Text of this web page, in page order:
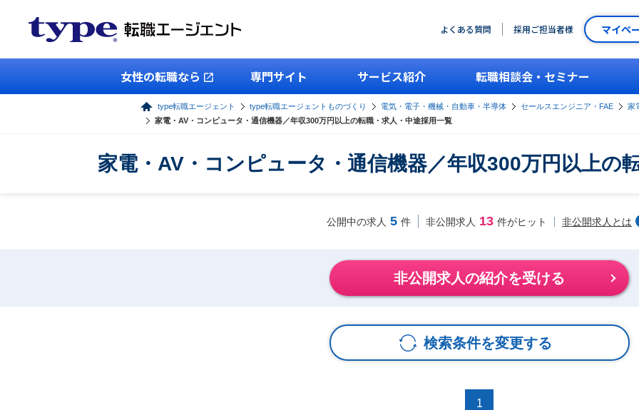
よくある質問 採用ご担当者様 マイペ
女性の転職なら 専門サイト サービス紹介 転職相談会・セミナー
type転職エージェント type転職エージェントものづくり 電気・電子・機械・自動車・半導体 セールスエンジニア・FAE
家
家電・AV・コンピュータ・通信機器／年収300万円以上の転職・求人・中途採用一覧
家電・AV・コンピュータ・通信機器／年収300万円以上の
公開中の求人 5 件 非公開求人 13 件がヒット 非公開求人とは
非公開求人の紹介を受ける
検索条件を変更する
1